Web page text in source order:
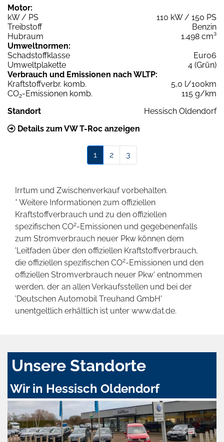
Motor:
kW / PS
110 kW / 150 PS
Treibstoff
Benzin
Hubraum
1.498 cm³
Umweltnormen:
Schadstoffklasse
Euro6
Umweltplakette
4 (Grün)
Verbrauch und Emissionen nach WLTP:
Kraftstoffverbr. komb.
5,0 l/100km
CO2-Emissionen komb.
115 g/km
Standort
Hessisch Oldendorf
Details zum VW T-Roc anzeigen
1 2 3
Irrtum und Zwischenverkauf vorbehalten.
* Weitere Informationen zum offiziellen
Kraftstoffverbrauch und zu den offiziellen
spezifischen CO2-Emissionen und gegebenenfalls
zum Stromverbrauch neuer Pkw können dem
'Leitfaden über den offiziellen Kraftstoffverbrauch,
die offiziellen spezifischen CO2-Emissionen und den
offiziellen Stromverbrauch neuer Pkw' entnommen
werden, der an allen Verkaufsstellen und bei der
'Deutschen Automobil Treuhand GmbH'
unentgeltlich erhältlich ist unter www.dat.de.
Unsere Standorte
Wir in Hessisch Oldendorf